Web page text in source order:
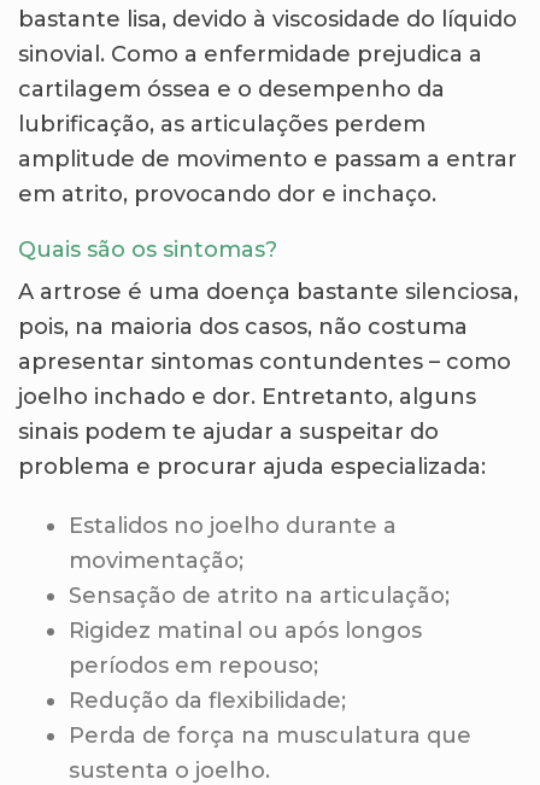
bastante lisa, devido à viscosidade do líquido
sinovial. Como a enfermidade prejudica a
cartilagem óssea e o desempenho da
lubrificação, as articulações perdem
amplitude de movimento e passam a entrar
em atrito, provocando dor e inchaço.
Quais são os sintomas?
A artrose é uma doença bastante silenciosa,
pois, na maioria dos casos, não costuma
apresentar sintomas contundentes – como
joelho inchado e dor. Entretanto, alguns
sinais podem te ajudar a suspeitar do
problema e procurar ajuda especializada:
Estalidos no joelho durante a
movimentação;
Sensação de atrito na articulação;
Rigidez matinal ou após longos
períodos em repouso;
Redução da flexibilidade;
Perda de força na musculatura que
sustenta o joelho.